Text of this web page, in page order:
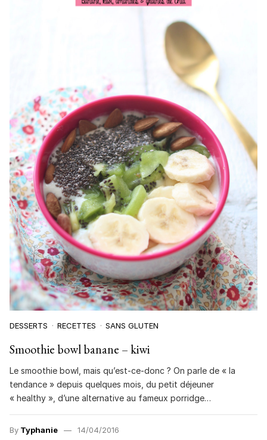
DESSERTS RECETTES SANS GLUTEN
Smoothie bowl banane – kiwi
Le smoothie bowl, mais qu’est-ce-donc ? On parle de « la
tendance » depuis quelques mois, du petit déjeuner
« healthy », d’une alternative au fameux porridge…
By Typhanie 14/04/2016